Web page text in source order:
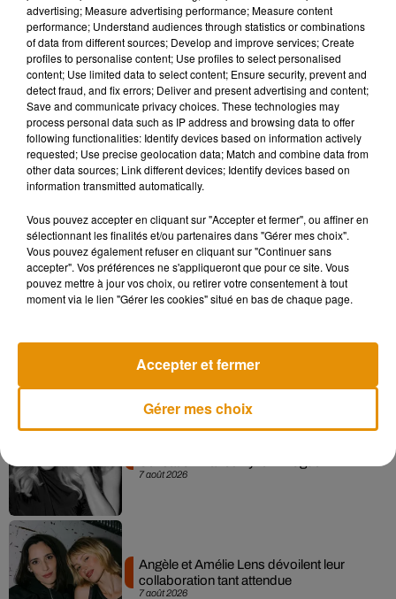
Ce n'est pas tout. Les utilisateurs de WhatsApp peuvent
désormaischoisir qui voit quand ils sont en ligne."Savoir
quand nos proches sont en ligne nous donne un sentiment
de connexion aux autres. Pourtant, nous souhaitons parfois
consulter notre compte WhatsApp discrètement", a déclaré
l’entreprise. L'application offre aussi la possibilité aux admins
de supprimer les messages pour tous et aux membres de
voir qui l’a supprimé. Autre ajout : il est maintenant possible
ou Google Meet, afin de convier plusieurs personnes à un
appel audio ou vidéo. Enfin, WhatsApp permet dorénavant
deréagir aux statuts partagés par les utilisateurs, comme
sur les Stories Instagam.
Musique
7 août 2026
7 août 2026
Angèle et Amélie Lens dévoilent leur
collaboration tant attendue
advertising; Measure advertising performance; Measure content
performance; Understand audiences through statistics or combinations
of data from different sources; Develop and improve services; Create
profiles to personalise content; Use profiles to select personalised
content; Use limited data to select content; Ensure security, prevent and
detect fraud, and fix errors; Deliver and present advertising and content;
Save and communicate privacy choices. These technologies may
process personal data such as IP address and browsing data to offer
following functionalities: Identify devices based on information actively
requested; Use precise geolocation data; Match and combine data from
other data sources; Link different devices; Identify devices based on
information transmitted automatically.
Vous pouvez accepter en cliquant sur "Accepter et fermer", ou affiner en
sélectionnant les finalités et/ou partenaires dans "Gérer mes choix".
Vous pouvez également refuser en cliquant sur "Continuer sans
accepter". Vos préférences ne s'appliqueront que pour ce site. Vous
pouvez mettre à jour vos choix, ou retirer votre consentement à tout
moment via le lien "Gérer les cookies" situé en bas de chaque page.
Gérer mes choix
Accepter et fermer